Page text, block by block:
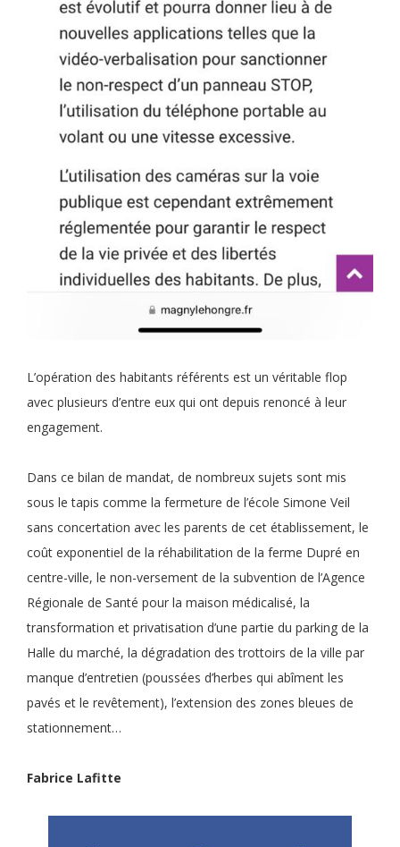
L’opération des habitants référents est un véritable flop
avec plusieurs d’entre eux qui ont depuis renoncé à leur
engagement.
Dans ce bilan de mandat, de nombreux sujets sont mis
sous le tapis comme la fermeture de l’école Simone Veil
sans concertation avec les parents de cet établissement, le
coût exponentiel de la réhabilitation de la ferme Dupré en
centre-ville, le non-versement de la subvention de l’Agence
Régionale de Santé pour la maison médicalisé, la
transformation et privatisation d’une partie du parking de la
Halle du marché, la dégradation des trottoirs de la ville par
manque d’entretien (poussées d’herbes qui abîment les
pavés et le revêtement), l’extension des zones bleues de
stationnement…
Fabrice Lafitte